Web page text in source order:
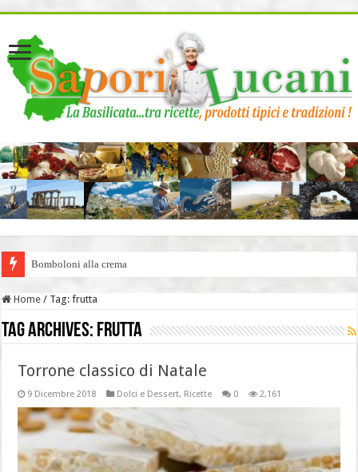
Bomboloni alla crema
Home / Tag:frutta
Tag Archives: frutta
Torrone classico di Natale
9 Dicembre 2018 Dolci e Dessert, Ricette 0 2,161